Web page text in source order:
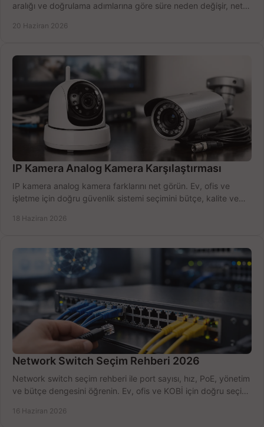
aralığı ve doğrulama adımlarına göre süre neden değişir, net
20 Haziran 2026
IP Kamera Analog Kamera Karşılaştırması
IP kamera analog kamera farklarını net görün. Ev, ofis ve
işletme için doğru güvenlik sistemi seçimini bütçe, kalite ve
18 Haziran 2026
Network Switch Seçim Rehberi 2026
Network switch seçim rehberi ile port sayısı, hız, PoE, yönetim
ve bütçe dengesini öğrenin. Ev, ofis ve KOBİ için doğru seçimi
16 Haziran 2026